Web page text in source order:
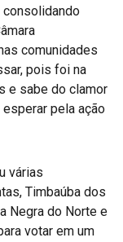
consolidando
comunidades
pois foi na
e sabe do clamor
pela ação
várias
Timbaúba dos
Negra do Norte e
votar em um